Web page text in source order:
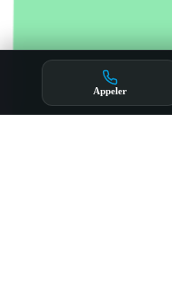
Appeler